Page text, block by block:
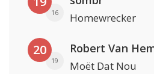
16 Homewrecker
20
19
Robert Van
Moët Dat Nou